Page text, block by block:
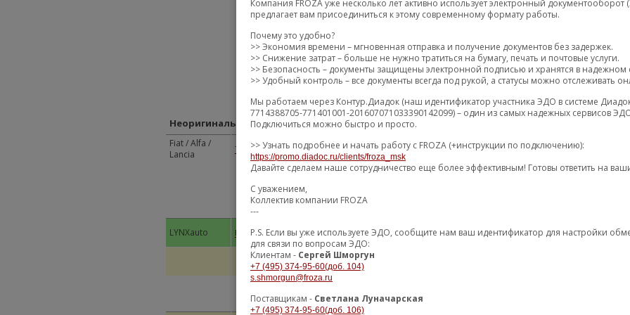
4 143684.03 р. 76 (77) дн
2 146216.53 р. 76 (77) дн
Неоригинальные замены
Fiat / Alfa /
Lancia
71768306 Тормозной диск >100 2794.17 р. 51 (52) дн
2 22513.23 р. 21 (22) дн
LYNXauto BN1134
Диск тормозной передний
вентилируемый
5 2141.30 р. 0 (2) дн
Компания FROZA уже несколько лет активно использует электронный документооборот
предлагает вам присоединиться к этому современному формату работы.
Почему это удобно?
>> Экономия времени – мгновенная отправка и получение документов без задержек.
>> Снижение затрат – больше не нужно тратиться на бумагу, печать и почтовые услуги.
>> Безопасность – документы защищены электронной подписью и хранятся в надежном
>> Удобный контроль – все документы всегда под рукой, а статусы можно отслеживать
Мы работаем через Контур.Диадок (наш идентификатор участника ЭДО в системе
7714388705-771401001-201607071033390142099) – один из самых надежных сервисов
Подключиться можно быстро и просто.
>> Узнать подробнее и начать работу с FROZA (+инструкции по подключению):
https://promo.diadoc.ru/clients/froza_msk
Давайте сделаем наше сотрудничество еще более эффективным! Готовы ответить на
С уважением,
Коллектив компании FROZA
---
P.S. Если вы уже используете ЭДО, сообщите нам ваш идентификатор для настройки
для связи по вопросам ЭДО:
Клиентам - Сергей Шморгун
+7 (495) 374-95-60(доб. 104)
s.shmorgun@froza.ru
Поставщикам - Светлана Луначарская
+7 (495) 374-95-60(доб. 106)